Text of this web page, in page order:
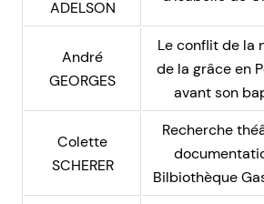
ADELSON
André
GEORGES
Le conflit de la
de la grâce en
avant son
Colette
SCHERER
Recherche
Bilbiothèque